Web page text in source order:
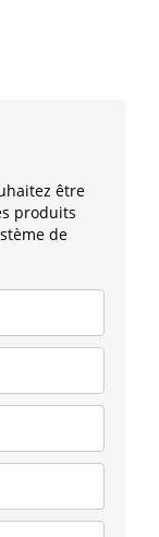
être
produits
de